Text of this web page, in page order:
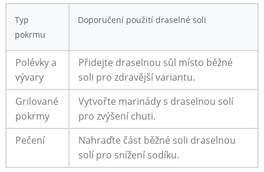
Typ
pokrmu
Doporučení použití draselné soli
Polévky a
vývary
Přidejte draselnou sůl místo běžné
soli pro zdravější variantu.
Grilované
pokrmy
Vytvořte marinády s draselnou solí
pro zvýšení chuti.
Pečení
Nahraďte část běžné soli draselnou
solí pro snížení sodíku.